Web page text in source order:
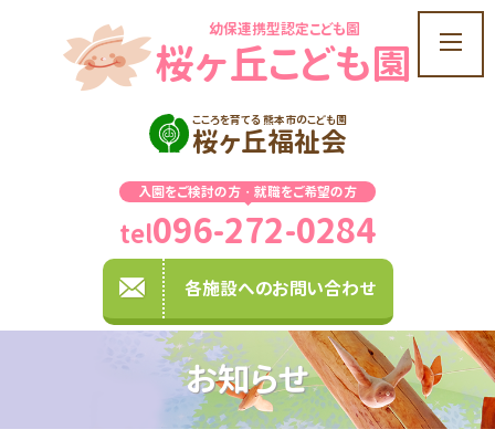
t
o
t
i
o
n
幼保連携型認定こども園
桜ヶ丘こども園
こころを育てる 熊本市のこども園
桜ヶ丘福祉会
入園をご検討の方・就職をご希望の方
tel096-272-0284
各施設へのお問い合わせ
お知らせ